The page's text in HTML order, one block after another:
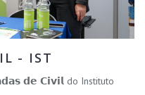
- IST
𝗱𝗲 𝗖𝗶𝘃𝗶𝗹 do Instituto